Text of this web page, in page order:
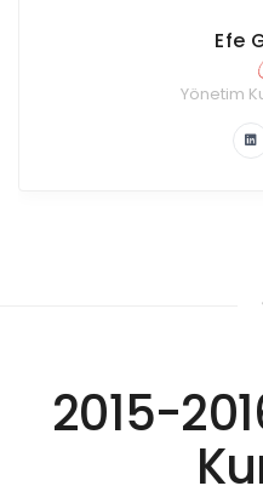
Hasan
Kurumsal
Yönetim
2015-